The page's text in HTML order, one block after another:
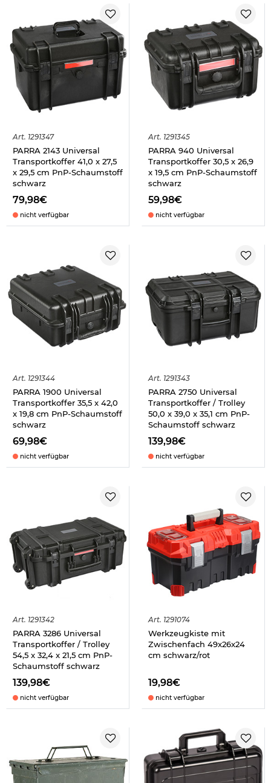
Art. 1291347
PARRA 2143 Universal
Transportkoffer 41,0 x 27,5
x 29,5 cm PnP-Schaumstoff
schwarz
79,98€
nicht verfügbar
Art. 1291345
PARRA 940 Universal
Transportkoffer 30,5 x 26,9
x 19,5 cm PnP-Schaumstoff
schwarz
59,98€
nicht verfügbar
Art. 1291344
PARRA 1900 Universal
Transportkoffer 35,5 x 42,0
x 19,8 cm PnP-Schaumstoff
schwarz
69,98€
nicht verfügbar
Art. 1291343
PARRA 2750 Universal
Transportkoffer / Trolley
50,0 x 39,0 x 35,1 cm PnP-
Schaumstoff schwarz
139,98€
nicht verfügbar
Art. 1291342
PARRA 3286 Universal
Transportkoffer / Trolley
54,5 x 32,4 x 21,5 cm PnP-
Schaumstoff schwarz
139,98€
nicht verfügbar
Art. 1291074
Werkzeugkiste mit
Zwischenfach 49x26x24
cm schwarz/rot
19,98€
nicht verfügbar